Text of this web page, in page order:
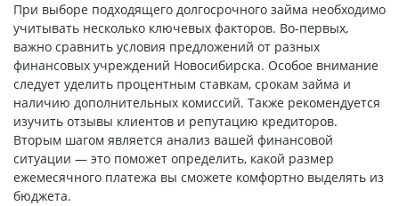
При выборе подходящего долгосрочного займа необходимо
учитывать несколько ключевых факторов. Во-первых,
важно сравнить условия предложений от разных
финансовых учреждений Новосибирска. Особое внимание
следует уделить процентным ставкам, срокам займа и
наличию дополнительных комиссий. Также рекомендуется
изучить отзывы клиентов и репутацию кредиторов.
Вторым шагом является анализ вашей финансовой
ситуации — это поможет определить, какой размер
ежемесячного платежа вы сможете комфортно выделять из
бюджета.